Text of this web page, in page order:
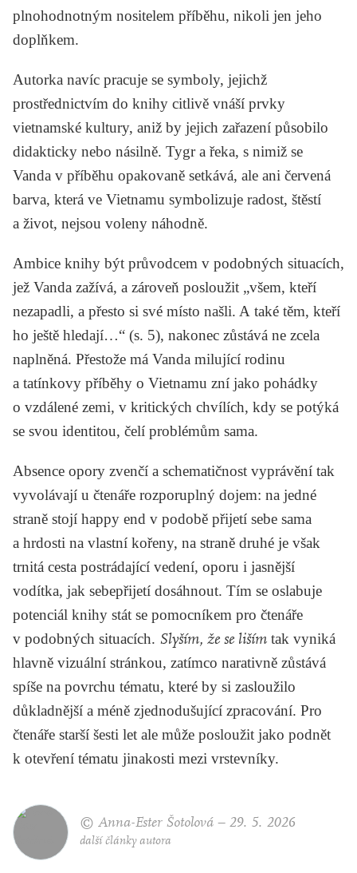
plnohodnotným nositelem příběhu, nikoli jen jeho
doplňkem.
Autorka navíc pracuje se symboly, jejichž
prostřednictvím do knihy citlivě vnáší prvky
vietnamské kultury, aniž by jejich zařazení působilo
didakticky nebo násilně. Tygr a řeka, s nimiž se
Vanda v příběhu opakovaně setkává, ale ani červená
barva, která ve Vietnamu symbolizuje radost, štěstí
a život, nejsou voleny náhodně.
Ambice knihy být průvodcem v podobných situacích,
jež Vanda zažívá, a zároveň posloužit „všem, kteří
nezapadli, a přesto si své místo našli. A také těm, kteří
ho ještě hledají…“ (s. 5), nakonec zůstává ne zcela
naplněná. Přestože má Vanda milující rodinu
a tatínkovy příběhy o Vietnamu zní jako pohádky
o vzdálené zemi, v kritických chvílích, kdy se potýká
se svou identitou, čelí problémům sama.
Absence opory zvenčí a schematičnost vyprávění tak
vyvolávají u čtenáře rozporuplný dojem: na jedné
straně stojí happy end v podobě přijetí sebe sama
a hrdosti na vlastní kořeny, na straně druhé je však
trnitá cesta postrádající vedení, oporu i jasnější
vodítka, jak sebepřijetí dosáhnout. Tím se oslabuje
potenciál knihy stát se pomocníkem pro čtenáře
v podobných situacích. Slyším, že se liším tak vyniká
hlavně vizuální stránkou, zatímco narativně zůstává
spíše na povrchu tématu, které by si zasloužilo
důkladnější a méně zjednodušující zpracování. Pro
čtenáře starší šesti let ale může posloužit jako podnět
k otevření tématu jinakosti mezi vrstevníky.
© Anna-Ester Šotolová – 29. 5. 2026
další články autora